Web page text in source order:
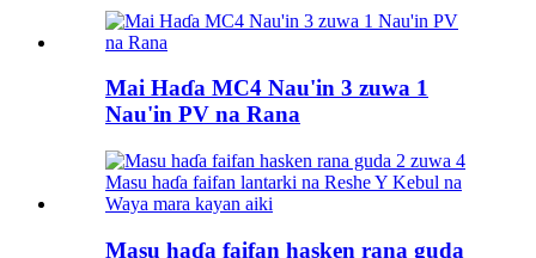
Mai Haɗa MC4 Nau'in 3 zuwa 1
Nau'in PV na Rana
Masu haɗa faifan hasken rana guda